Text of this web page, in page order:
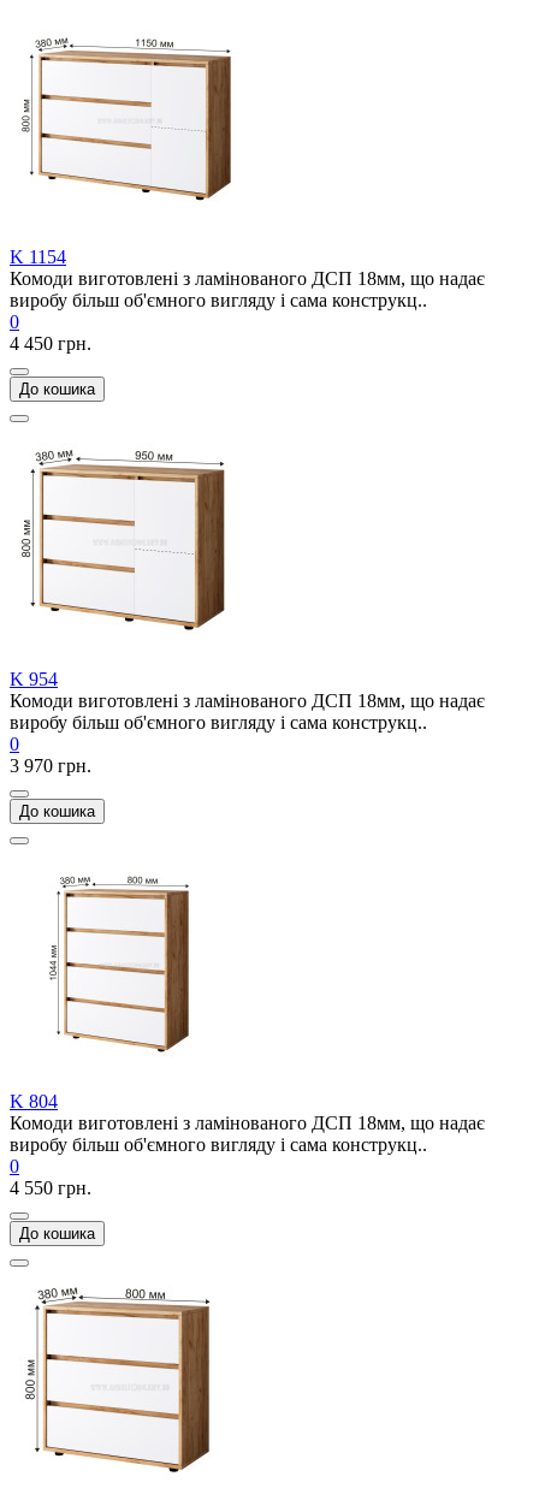
K 1154
Комоди виготовлені з ламінованого ДСП 18мм, що надає
виробу більш об'ємного вигляду і сама конструкц..
0
4 450 грн.
До кошика
K 954
Комоди виготовлені з ламінованого ДСП 18мм, що надає
виробу більш об'ємного вигляду і сама конструкц..
0
3 970 грн.
До кошика
K 804
Комоди виготовлені з ламінованого ДСП 18мм, що надає
виробу більш об'ємного вигляду і сама конструкц..
0
4 550 грн.
До кошика